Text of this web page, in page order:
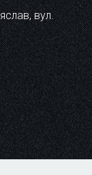
вул.